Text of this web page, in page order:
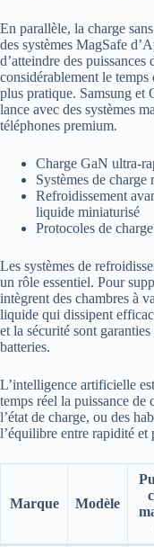
En parallèle, la charge
des systèmes MagSafe
d’atteindre des
considérablement le
plus pratique. Samsung et
lance avec des systèmes
téléphones premium.
Charge GaN ultra-
Systèmes de charge
Refroidissement
liquide miniaturisé
Protocoles de
Les systèmes de
un rôle essentiel. Pour
intègrent des chambres à
liquide qui dissipent
et la sécurité sont
batteries.
L’intelligence artificielle
temps réel la puissance de
l’état de charge, ou des
l’équilibre entre rapidité et
Marque Modèle